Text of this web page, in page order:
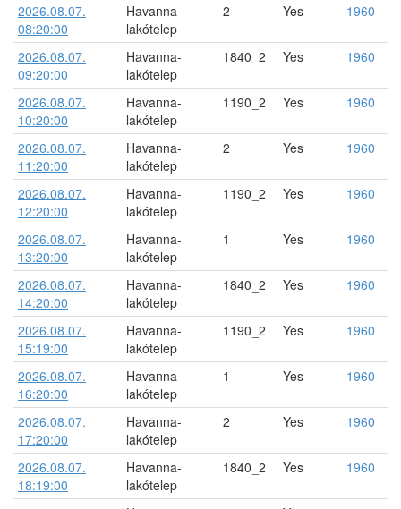
2026.08.07.
08:20:00
Havanna-
lakótelep
2 Yes 1960
2026.08.07.
09:20:00
Havanna-
lakótelep
1840_2 Yes 1960
2026.08.07.
10:20:00
Havanna-
lakótelep
1190_2 Yes 1960
2026.08.07.
11:20:00
Havanna-
lakótelep
2 Yes 1960
2026.08.07.
12:20:00
Havanna-
lakótelep
1190_2 Yes 1960
2026.08.07.
13:20:00
Havanna-
lakótelep
1 Yes 1960
2026.08.07.
14:20:00
Havanna-
lakótelep
1840_2 Yes 1960
2026.08.07.
15:19:00
Havanna-
lakótelep
1190_2 Yes 1960
2026.08.07.
16:20:00
Havanna-
lakótelep
1 Yes 1960
2026.08.07.
17:20:00
Havanna-
lakótelep
2 Yes 1960
2026.08.07.
18:19:00
Havanna-
lakótelep
1840_2 Yes 1960